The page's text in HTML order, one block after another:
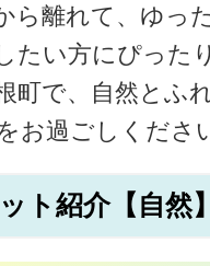
ら離れて、ゆっ
たい方にぴった
町で、自然とふ
お過ごしくださ
ト紹介【自然】